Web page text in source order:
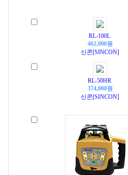
RL-100L
462,000원
신콘[SINCON]
RL-50HR
374,000원
신콘[SINCON]